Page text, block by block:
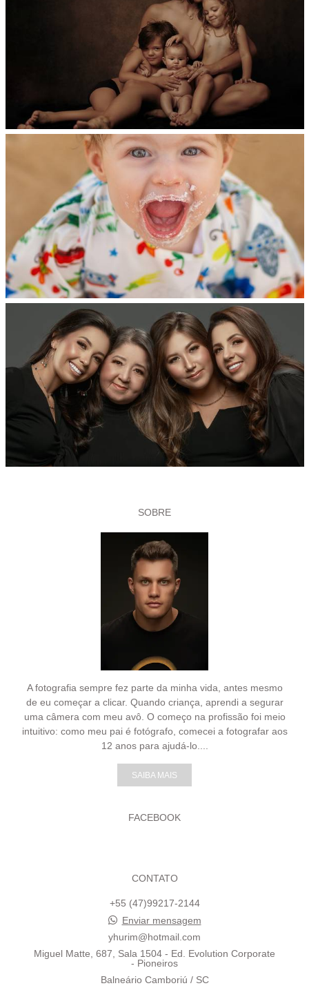
SOBRE
A fotografia sempre fez parte da minha vida, antes mesmo
de eu começar a clicar. Quando criança, aprendi a segurar
uma câmera com meu avô. O começo na profissão foi meio
intuitivo: como meu pai é fotógrafo, comecei a fotografar aos
12 anos para ajudá-lo....
SAIBA MAIS
FACEBOOK
CONTATO
+55 (47)99217-2144
Enviar mensagem
yhurim@hotmail.com
Miguel Matte, 687, Sala 1504 - Ed. Evolution Corporate
- Pioneiros
Balneário Camboriú / SC